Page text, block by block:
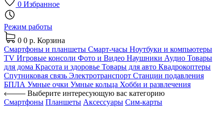
0 Избранное
Режим работы
0 0 р. Корзина
Смартфоны и планшеты Смарт-часы Ноутбуки и компьютеры
TV Игровые консоли Фото и Видео Наушники Аудио Товары
для дома Красота и здоровье Товары для авто Квадрокоптеры
Спутниковая связь Электротранспорт Станции подавления
БПЛА Умные очки Умные кольца Хобби и развлечения
Выберите интересующую вас категорию
Смартфоны Планшеты Аксессуары Сим-карты